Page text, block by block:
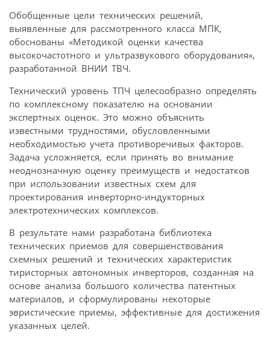
Обобщенные цели технических решений,
выявленные для рассмотренного класса МПК,
обоснованы «Методикой оценки качества
высокочастотного и ультразвукового оборудования»,
разработанной ВНИИ ТВЧ.
Технический уровень ТПЧ целесообразно определять
по комплексному показателю на основании
экспертных оценок. Это можно объяснить
известными трудностями, обусловленными
необходимостью учета противоречивых факторов.
Задача усложняется, если принять во внимание
неоднозначную оценку преимуществ и недостатков
при использовании известных схем для
проектирования инверторно-индукторных
электротехнических комплексов.
В результате нами разработана библиотека
технических приемов для совершенствования
схемных решений и технических характеристик
тиристорных автономных инверторов, созданная на
основе анализа большого количества патентных
материалов, и сформулированы некоторые
эвристические приемы, эффективные для достижения
указанных целей.